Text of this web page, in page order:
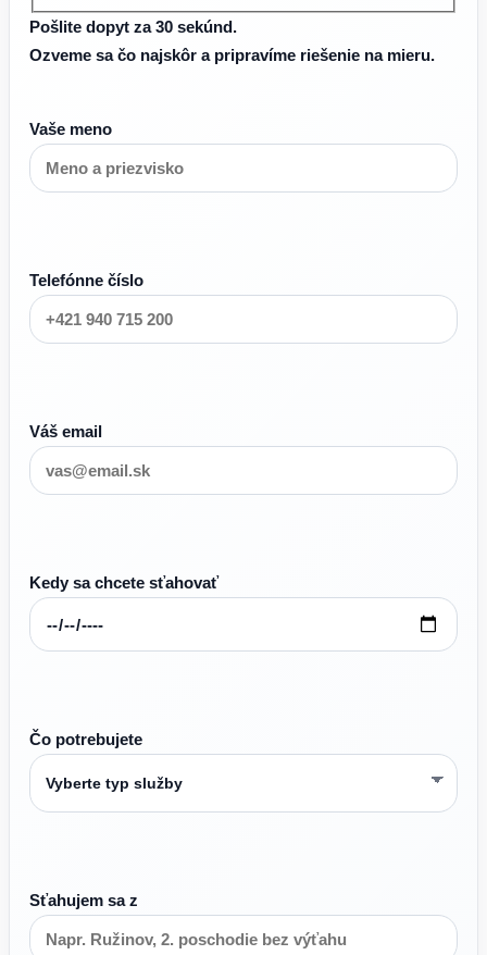
Pošlite dopyt za 30 sekúnd.
Ozveme sa čo najskôr a pripravíme riešenie na mieru.
Vaše meno
Telefónne číslo
Váš email
Kedy sa chcete sťahovať
Čo potrebujete
Sťahujem sa z